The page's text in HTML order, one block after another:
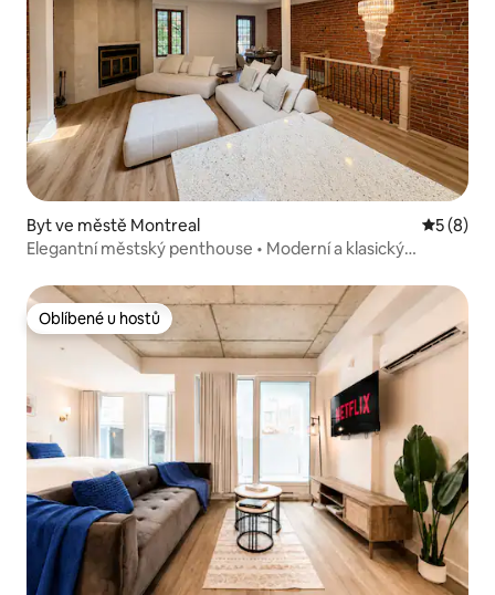
Byt ve městě Montreal
5 (8)
Elegantní městský penthouse • Moderní a klasický
Oblíbené u hostů
Oblíbené u hostů